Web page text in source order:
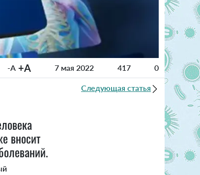
-A +A 7 мая 2022 417 0
Следующая статья
вносит